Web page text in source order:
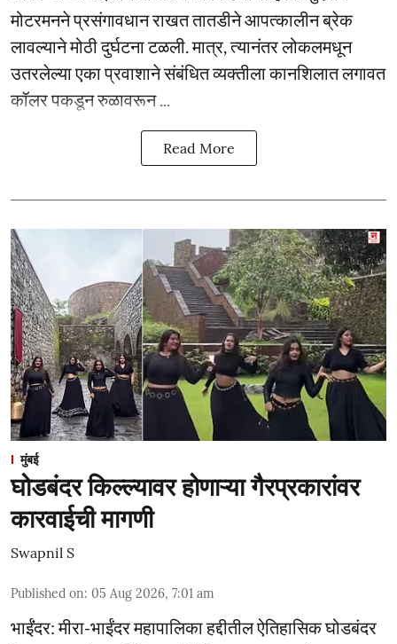
मोटरमनने प्रसंगावधान राखत तातडीने आपत्कालीन ब्रेक
लावल्याने मोठी दुर्घटना टळली. मात्र, त्यानंतर लोकलमधून
उतरलेल्या एका प्रवाशाने संबंधित व्यक्तीला कानशिलात लगावत
कॉलर पकडून रुळावरून ...
Read More
मुंबई
घोडबंदर किल्ल्यावर होणाऱ्या गैरप्रकारांवर
कारवाईची मागणी
Swapnil S
Published on: 05 Aug 2026, 7:01 am
भाईंंदर: मीरा-भाईंदर महापालिका हद्दीतील ऐतिहासिक घोडबंदर